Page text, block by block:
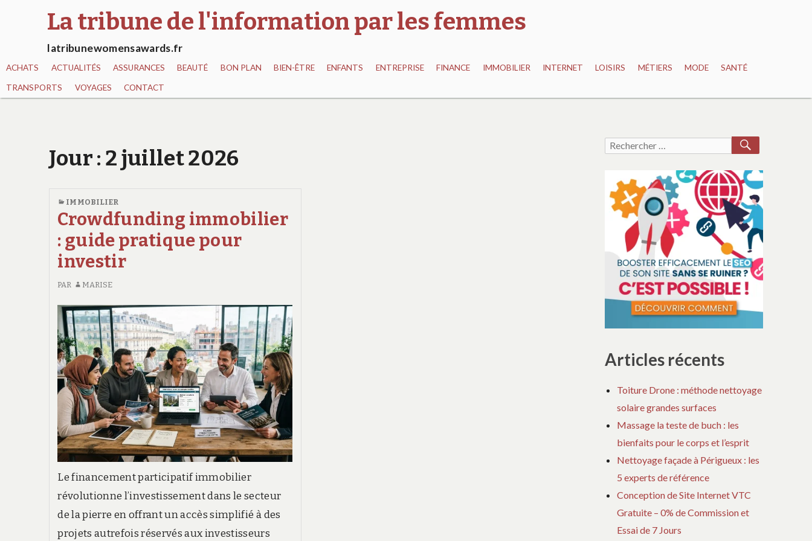
La tribune de l'information par les femmes
latribunewomensawards.fr
ACHATS ACTUALITÉS ASSURANCES BEAUTÉ BON PLAN BIEN-ÊTRE ENFANTS ENTREPRISE FINANCE IMMOBILIER INTERNET LOISIRS MÉTIERS MODE SANTÉ
TRANSPORTS VOYAGES CONTACT
Jour : 2 juillet 2026
IMMOBILIER
Crowdfunding immobilier
: guide pratique pour
investir
PAR MARISE
Le financement participatif immobilier
révolutionne l’investissement dans le secteur
de la pierre en offrant un accès simplifié à des
projets autrefois réservés aux investisseurs
Recherche
Articles récents
Toiture Drone : méthode nettoyage
solaire grandes surfaces
Massage la teste de buch : les
bienfaits pour le corps et l’esprit
Nettoyage façade à Périgueux : les
5 experts de référence
Conception de Site Internet VTC
Gratuite – 0% de Commission et
Essai de 7 Jours